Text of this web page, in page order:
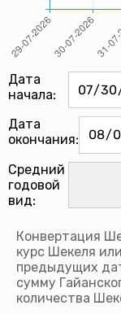
Дата
начала:
Дата
окончания:
Средний
годовой
вид:
Конвертация
курс Шекеля
предыдущих
сумму
количества